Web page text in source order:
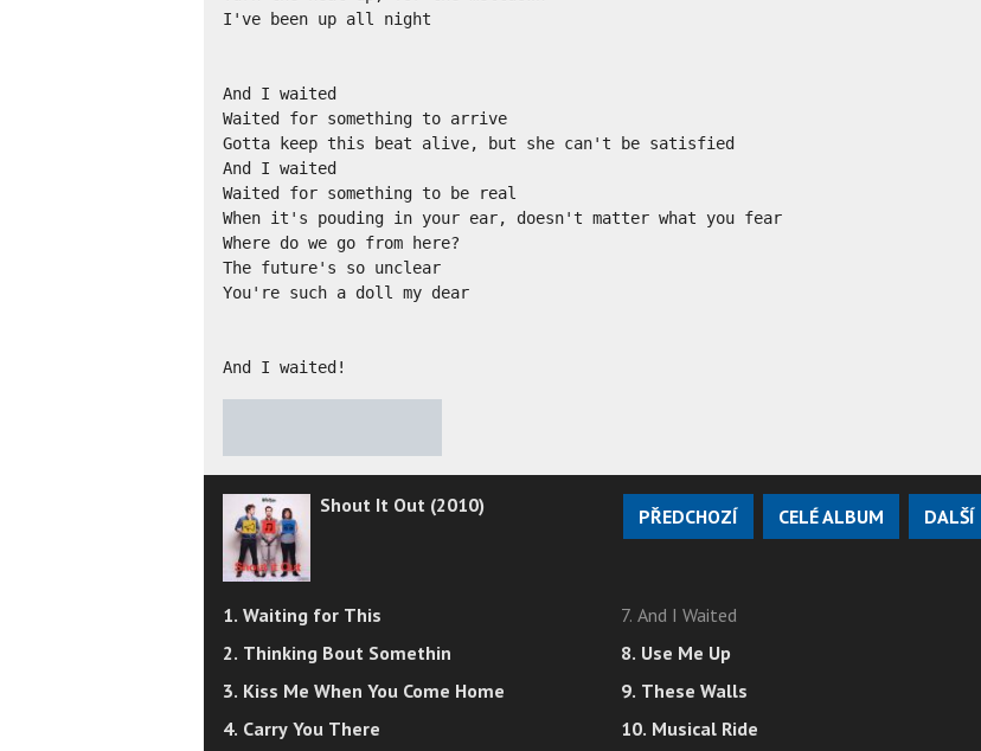
I've been up all night
And I waited
Waited for something to arrive
Gotta keep this beat alive, but she can't be satisfied
And I waited
Waited for something to be real
When it's pouding in your ear, doesn't matter what you fear
Where do we go from here?
The future's so unclear
You're such a doll my dear
And I waited!
Shout It Out (2010) PŘEDCHOZÍ CELÉ ALBUM DALŠÍ
1. Waiting for This
2. Thinking Bout Somethin
3. Kiss Me When You Come Home
4. Carry You There
7. And I Waited
8. Use Me Up
9. These Walls
10. Musical Ride